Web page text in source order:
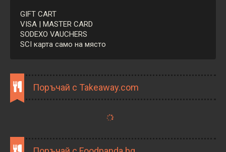
GIFT CART
VISA | MASTER CARD
SODEXO VAUCHERS
SCI карта само на място
Поръчай с Takeaway.com